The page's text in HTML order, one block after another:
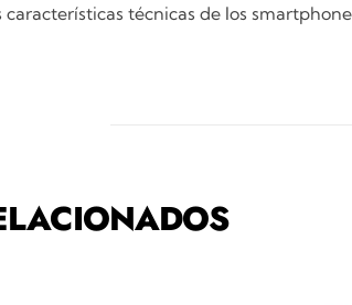
características técnicas de los